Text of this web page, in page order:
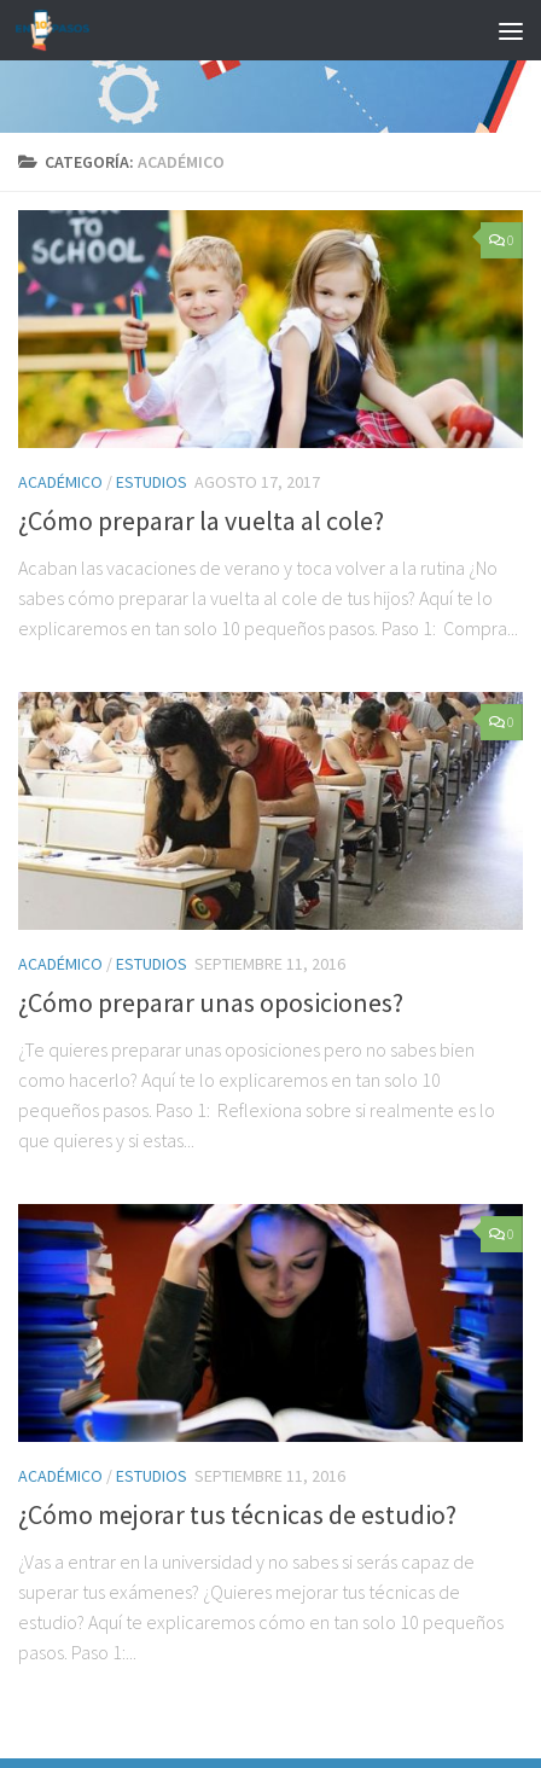
Saltar al contenido
CATEGORÍA: ACADÉMICO
0
ACADÉMICO /ESTUDIOS AGOSTO 17, 2017
¿Cómo preparar la vuelta al cole?
Acaban las vacaciones de verano y toca volver a la rutina ¿No
sabes cómo preparar la vuelta al cole de tus hijos? Aquí te lo
explicaremos en tan solo 10 pequeños pasos. Paso 1: Compra...
0
ACADÉMICO /ESTUDIOS SEPTIEMBRE 11, 2016
¿Cómo preparar unas oposiciones?
¿Te quieres preparar unas oposiciones pero no sabes bien
como hacerlo? Aquí te lo explicaremos en tan solo 10
pequeños pasos. Paso 1: Reflexiona sobre si realmente es lo
que quieres y si estas...
0
ACADÉMICO /ESTUDIOS SEPTIEMBRE 11, 2016
¿Cómo mejorar tus técnicas de estudio?
¿Vas a entrar en la universidad y no sabes si serás capaz de
superar tus exámenes? ¿Quieres mejorar tus técnicas de
estudio? Aquí te explicaremos cómo en tan solo 10 pequeños
pasos. Paso 1:...